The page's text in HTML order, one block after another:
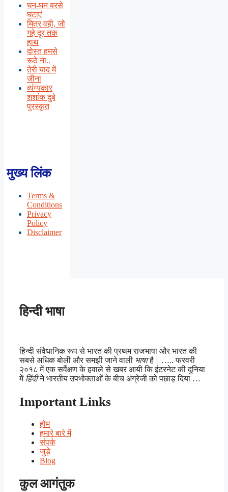
घन-घन बरसे
घटाएं
मित्र वही, जो
गहे दूर तक
हाथ
दोस्त हमसे
रूठे ना..
तेरी याद में
जीना
व्यंग्यकार
शशांक दुबे
पुरस्कृत
मुख्य लिंक
Terms &
Conditions
Privacy
Policy
Disclaimer
हिन्दी भाषा
हिन्दी संवैधानिक रूप से भारत की प्रथम राजभाषा और भारत की
सबसे अधिक बोली और समझी जाने वाली भाषाहै। ….. फरवरी
२०१८ में एक सर्वेक्षण के हवाले से खबर आयी कि इंटरनेट की दुनिया
में हिंदीने भारतीय उपभोक्ताओं के बीच अंग्रेजी को पछाड़ दिया …
Important Links
होम
हमारे बारे में
संपर्क
जुड़े
Blog
कुल आगंतुक